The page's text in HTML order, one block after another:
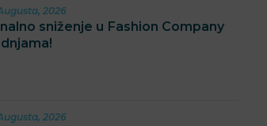
2026
sniženje u Fashion Company
2026